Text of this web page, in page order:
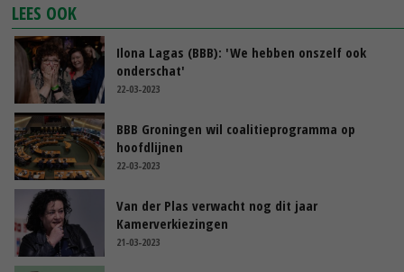
LEES OOK
Ilona Lagas (BBB): 'We hebben onszelf ook
onderschat'
22-03-2023
BBB Groningen wil coalitieprogramma op
hoofdlijnen
22-03-2023
Van der Plas verwacht nog dit jaar
Kamerverkiezingen
21-03-2023